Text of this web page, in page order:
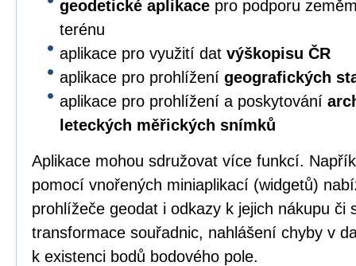
geodetické aplikace pro podporu
terénu
aplikace pro využití dat výškopisu ČR
aplikace pro prohlížení geografických
aplikace pro prohlížení a poskytování
leteckých měřických snímků
Aplikace mohou sdružovat více funkcí.
pomocí vnořených miniaplikací (widgetů)
prohlížeče geodat i odkazy k jejich nákupu či
transformace souřadnic, nahlášení chyby v
k existenci bodů bodového pole.